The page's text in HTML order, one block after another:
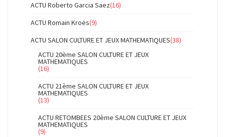
ACTU Roberto Garcia Saez(16)
ACTU Romain Kroës(9)
ACTU SALON CULTURE ET JEUX MATHEMATIQUES(38)
ACTU 20ème SALON CULTURE ET JEUX
MATHEMATIQUES
(16)
ACTU 21ème SALON CULTURE ET JEUX
MATHEMATIQUES
(13)
ACTU RETOMBEES 20ème SALON CULTURE ET JEUX
MATHEMATIQUES
(9)